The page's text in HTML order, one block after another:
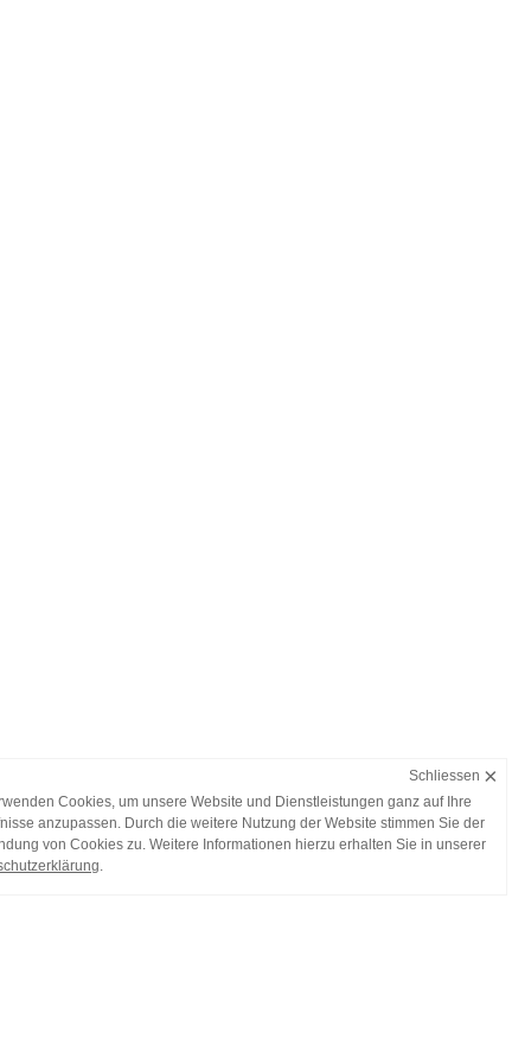
Schliessen ×
Cookies, um unsere Website und Dienstleistungen ganz auf Ihre
anzupassen. Durch die weitere Nutzung der Website stimmen Sie der
von Cookies zu. Weitere Informationen hierzu erhalten Sie in unserer
.